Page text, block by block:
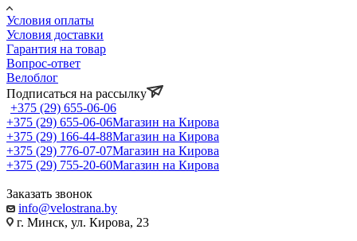
Условия оплаты
Условия доставки
Гарантия на товар
Вопрос-ответ
Велоблог
Подписаться на рассылку
+375 (29) 655-06-06
+375 (29) 655-06-06Магазин на Кирова
+375 (29) 166-44-88Магазин на Кирова
+375 (29) 776-07-07Магазин на Кирова
+375 (29) 755-20-60Магазин на Кирова
Заказать звонок
info@velostrana.by
г. Минск, ул. Кирова, 23